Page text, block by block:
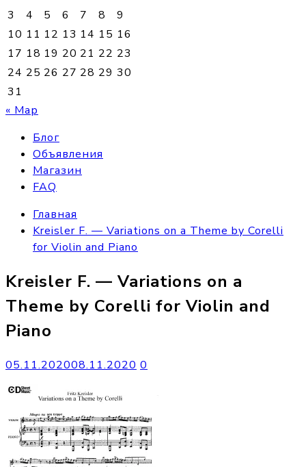
3
4 5 6 7 8
9
10 11 12 13 14 15 16
17 18 19 20 21 22 23
24 25 26 27 28 29 30
31
« Мар
Блог
Объявления
Магазин
FAQ
Главная
Kreisler F. — Variations on a Theme by Corelli
for Violin and Piano
Kreisler F. — Variations on a
Theme by Corelli for Violin and
Piano
05.11.202008.11.2020 0